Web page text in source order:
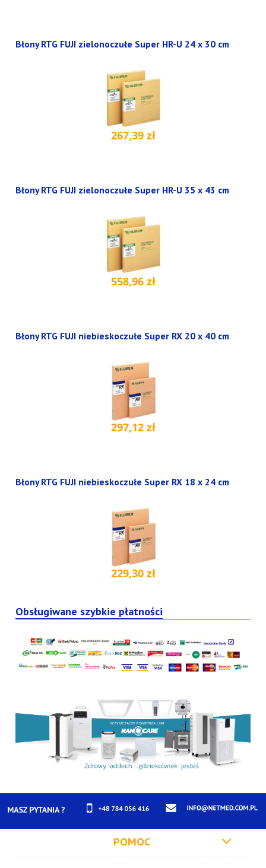
Błony RTG FUJI zielonoczułe Super HR-U 24 x 30 cm
267,39 zł
Błony RTG FUJI zielonoczułe Super HR-U 35 x 43 cm
558,96 zł
Błony RTG FUJI niebieskoczułe Super RX 20 x 40 cm
297,12 zł
Błony RTG FUJI niebieskoczułe Super RX 18 x 24 cm
229,30 zł
Obsługiwane szybkie płatności
POMOC